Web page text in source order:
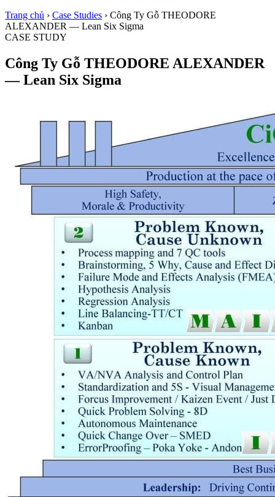
Trang chủ › Case Studies › Công Ty Gỗ THEODORE
ALEXANDER — Lean Six Sigma
CASE STUDY
Công Ty Gỗ THEODORE ALEXANDER
— Lean Six Sigma